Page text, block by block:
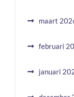
maart
februari
januari